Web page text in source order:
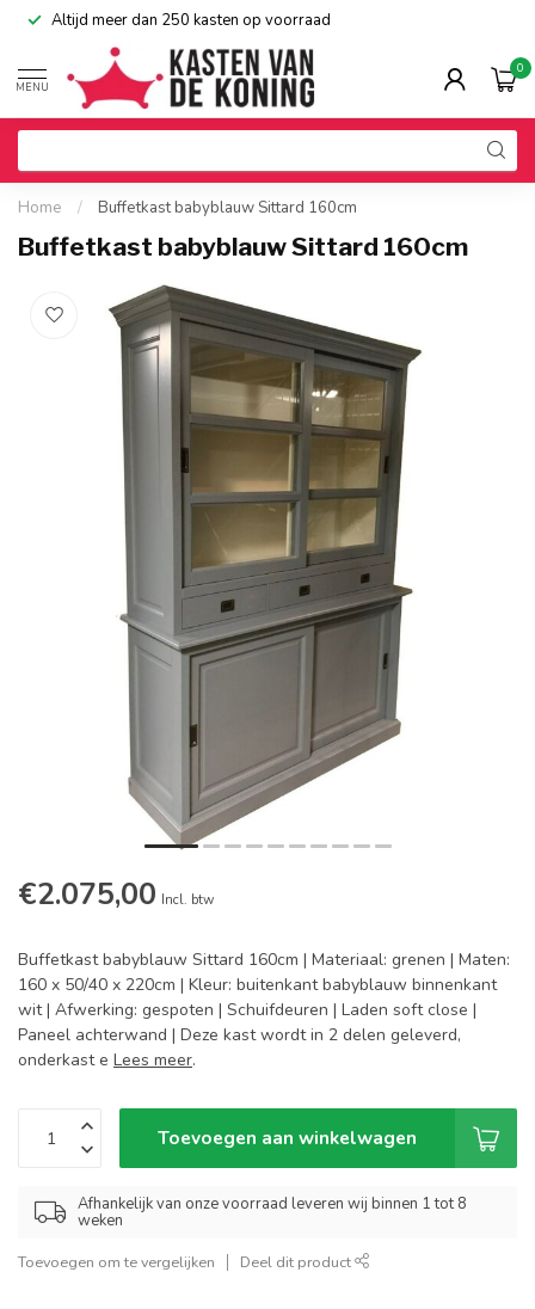
Altijd meer dan 250 kasten op voorraad
MENU
0
Home / Buffetkast babyblauw Sittard 160cm
Buffetkast babyblauw Sittard 160cm
€2.075,00 Incl. btw
Buffetkast babyblauw Sittard 160cm | Materiaal: grenen | Maten:
160 x 50/40 x 220cm | Kleur: buitenkant babyblauw binnenkant
wit | Afwerking: gespoten | Schuifdeuren | Laden soft close |
Paneel achterwand | Deze kast wordt in 2 delen geleverd,
onderkast e Lees meer.
Toevoegen aan winkelwagen
Afhankelijk van onze voorraad leveren wij binnen 1 tot 8
weken
Toevoegen om te vergelijken Deel dit product